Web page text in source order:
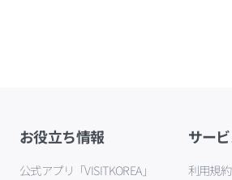
お役立ち情報
公式アプリ「VISITKOREA」
サー
利用規約